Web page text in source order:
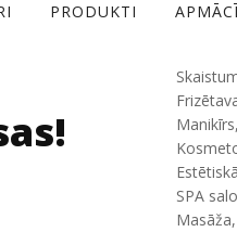
PRODUKTI
SPA